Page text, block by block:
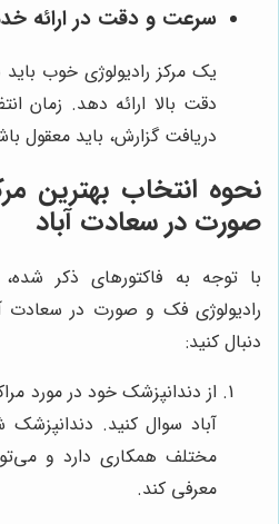
سرعت و دقت در ارائه
یک مرکز رادیولوژی خوب
دقت بالا ارائه دهد. زمان
دریافت گزارش، باید معقول
نحوه انتخاب بهترین
صورت در سعادت آباد
با توجه به فاکتورهای ذکر
رادیولوژی فک و صورت در سعادت
دنبال کنید:
از دندانپزشک خود در مورد
آباد سوال کنید. دندانپزشک
مختلف همکاری دارد و
معرفی کند.